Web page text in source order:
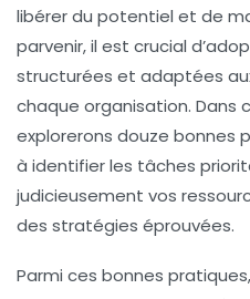
libérer du potentiel et de
parvenir, il est crucial
structurées et adaptées
chaque organisation. Dans
explorerons douze bonnes
à identifier les tâches
judicieusement vos
des stratégies éprouvées.
Parmi ces bonnes